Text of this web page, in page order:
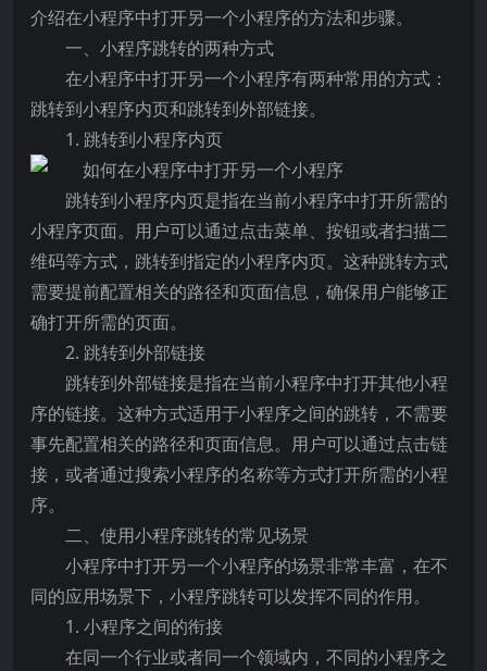
介绍在小程序中打开另一个小程序的方法和步骤。
一、小程序跳转的两种方式
在小程序中打开另一个小程序有两种常用的方式：
跳转到小程序内页和跳转到外部链接。
1. 跳转到小程序内页
跳转到小程序内页是指在当前小程序中打开所需的
小程序页面。用户可以通过点击菜单、按钮或者扫描二
维码等方式，跳转到指定的小程序内页。这种跳转方式
需要提前配置相关的路径和页面信息，确保用户能够正
确打开所需的页面。
2. 跳转到外部链接
跳转到外部链接是指在当前小程序中打开其他小程
序的链接。这种方式适用于小程序之间的跳转，不需要
事先配置相关的路径和页面信息。用户可以通过点击链
接，或者通过搜索小程序的名称等方式打开所需的小程
序。
二、使用小程序跳转的常见场景
小程序中打开另一个小程序的场景非常丰富，在不
同的应用场景下，小程序跳转可以发挥不同的作用。
1. 小程序之间的衔接
在同一个行业或者同一个领域内，不同的小程序之